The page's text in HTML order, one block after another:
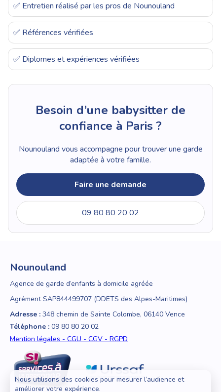
✅ Entretien réalisé par les pros de Nounouland
✅ Références vérifiées
✅ Diplomes et expériences vérifiées
Besoin d’une babysitter de
confiance à Paris ?
Nounouland vous accompagne pour trouver une garde
adaptée à votre famille.
Faire une demande
09 80 80 20 02
Nounouland
Agence de garde d’enfants à domicile agréée
Agrément SAP844499707 (DDETS des Alpes-Maritimes)
Adresse : 348 chemin de Sainte Colombe, 06140 Vence
Téléphone : 09 80 80 20 02
Mention légales - CGU - CGV - RGPD
Nous utilisons des cookies pour mesurer l’audience et
améliorer votre expérience.